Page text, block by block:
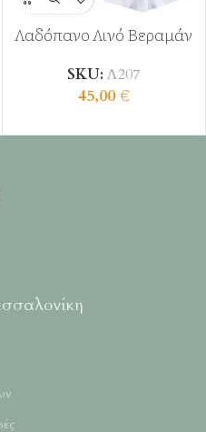
Λαδόπανο Λινό Βεραμάν
SKU: Λ207
45,00€